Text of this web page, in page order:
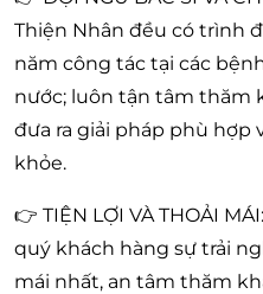
Thiện Nhân đều có trình
năm công tác tại các
nước; luôn tận tâm thăm
đưa ra giải pháp phù
khỏe.
👉 TIỆN LỢI VÀ THOẢI
quý khách hàng sự trải
mái nhất, an tâm thăm